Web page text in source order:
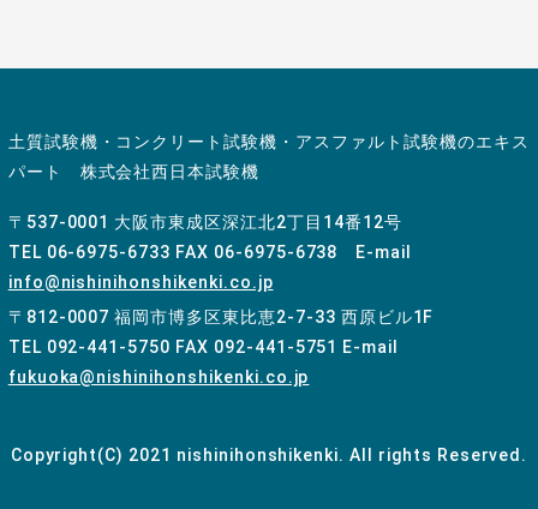
土質試験機・コンクリート試験機・アスファルト試験機のエキス
パート 株式会社西日本試験機
〒537-0001 大阪市東成区深江北2丁目14番12号
TEL 06-6975-6733 FAX 06-6975-6738 E-mail
info@nishinihonshikenki.co.jp
〒812-0007 福岡市博多区東比恵2-7-33 西原ビル1F
TEL 092-441-5750 FAX 092-441-5751 E-mail
fukuoka@nishinihonshikenki.co.jp
Copyright(C) 2021 nishinihonshikenki. All rights Reserved.